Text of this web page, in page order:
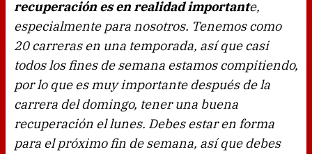
recuperación es en realidad importante,
especialmente para nosotros. Tenemos como
20 carreras en una temporada, así que casi
todos los fines de semana estamos compitiendo,
por lo que es muy importante después de la
carrera del domingo, tener una buena
recuperación el lunes. Debes estar en forma
para el próximo fin de semana, así que debes